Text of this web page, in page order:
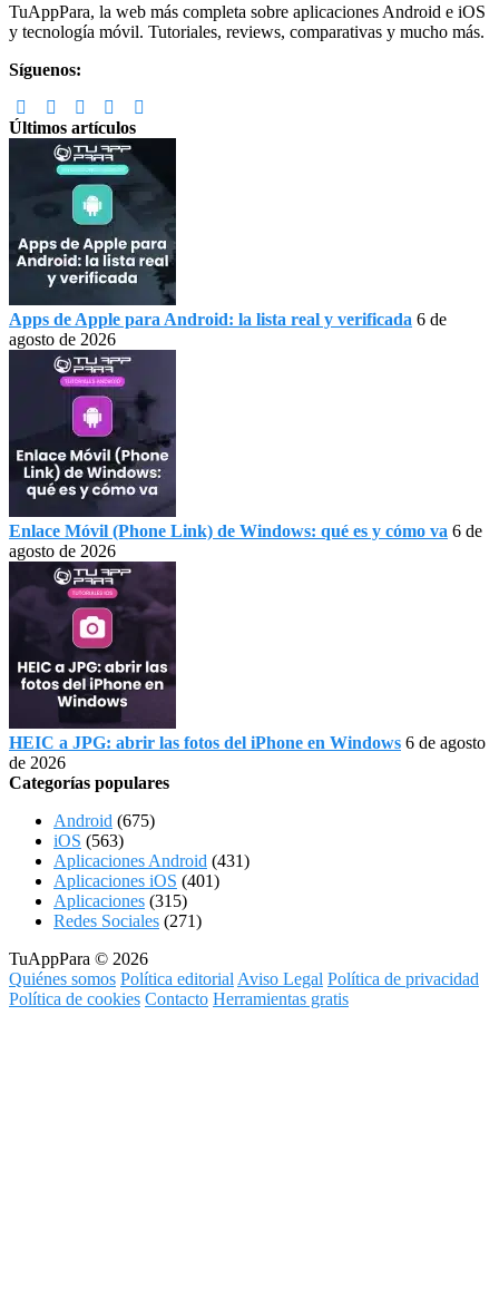
Footer
TuAppPara, la web más completa sobre aplicaciones Android e iOS
y tecnología móvil. Tutoriales, reviews, comparativas y mucho más.
Síguenos:
Últimos artículos
Apps de Apple para Android: la lista real y verificada 6 de
agosto de 2026
Enlace Móvil (Phone Link) de Windows: qué es y cómo va 6 de
agosto de 2026
HEIC a JPG: abrir las fotos del iPhone en Windows 6 de agosto
de 2026
Categorías populares
Android (675)
iOS (563)
Aplicaciones Android (431)
Aplicaciones iOS (401)
Aplicaciones (315)
Redes Sociales (271)
TuAppPara © 2026
Quiénes somos Política editorialAviso Legal Política de privacidad
Política de cookies Contacto Herramientas gratis